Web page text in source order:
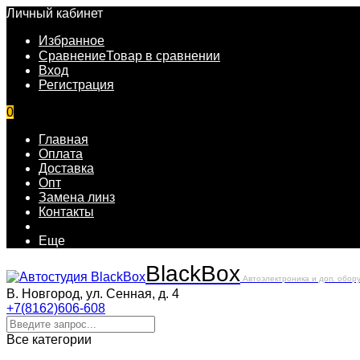
Личный кабинет
Избранное
СравнениеТовар в сравнении
Вход
Регистрация
0
Главная
Оплата
Доставка
Опт
Замена линз
Контакты
Еще
BlackBox Автоэлектроника и доп.
В. Новгород, ул. Сенная, д. 4
+7(8162)606-608
Все категории